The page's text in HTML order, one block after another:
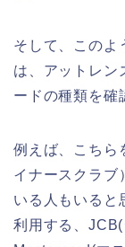
そして、このよ
は、アットレン
ードの種類を確
例えば、こちら
イナースクラブ
いる人もいると
利用する、